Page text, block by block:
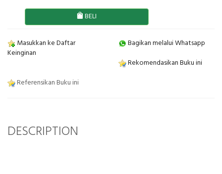
BELI
Masukkan ke Daftar
Keinginan
Bagikan melalui Whatsapp
Rekomendasikan Buku ini
Referensikan Buku ini
DESCRIPTION